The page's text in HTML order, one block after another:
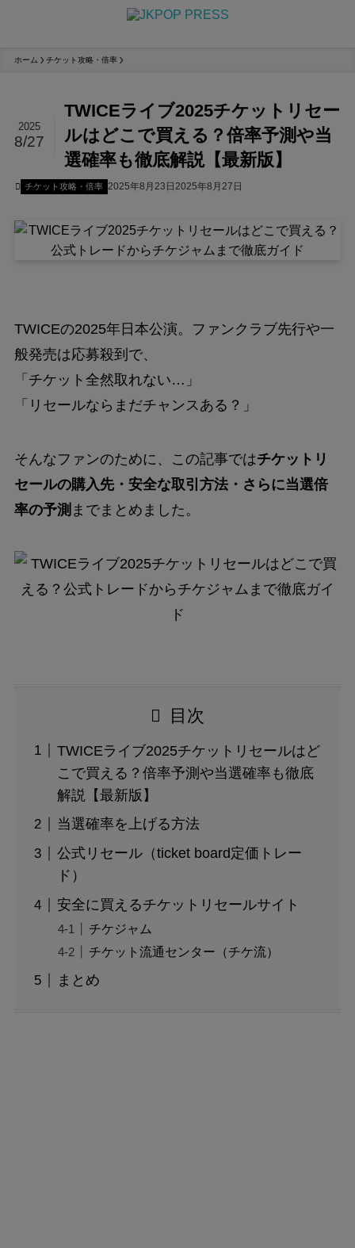
ホーム チケット攻略・倍率
TWICEライブ2025チケットリセー
ルはどこで買える？倍率予測や当
選確率も徹底解説【最新版】
2025
8/27
チケット攻略・倍率 2025年8月23日 2025年8月27日
TWICEの2025年日本公演。ファンクラブ先行や一
般発売は応募殺到で、
「チケット全然取れない…」
「リセールならまだチャンスある？」
そんなファンのために、この記事ではチケットリ
セールの購入先・安全な取引方法・さらに当選倍
率の予測 までまとめました。
目次
TWICEライブ2025チケットリセールはど
こで買える？倍率予測や当選確率も徹底
解説【最新版】
当選確率を上げる方法
公式リセール（ticket board定価トレー
ド）
安全に買えるチケットリセールサイト
チケジャム
チケット流通センター（チケ流）
まとめ